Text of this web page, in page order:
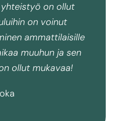
on ollut
on voinut
ammattilaisille
muuhun ja sen
ollut mukavaa!